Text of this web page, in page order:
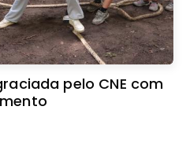
pelo CNE com